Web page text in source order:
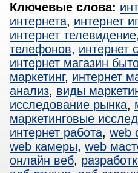
Ключевые слова:
интернета, интернет
интернет телевидение
телефонов, интернет
интернет магазин
маркетинг, интернет
анализ, виды
исследование рынка,
маркетинговые
интернет работа, web
web камеры, web
онлайн веб,